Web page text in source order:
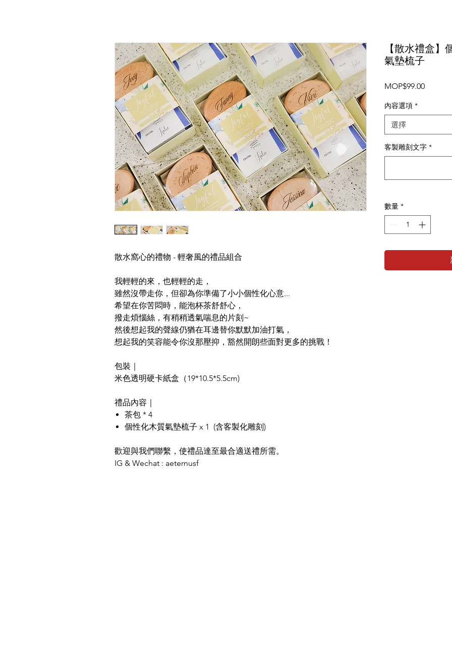
散水窩心的禮物 - 輕奢風的禮品組合
我輕輕的來，也輕輕的走，
雖然沒帶走你，但卻為你準備了小小個性化心意...
希望在你苦悶時，能泡杯茶舒舒心，
撥走煩惱絲，有稍稍透氣喘息的片刻~
然後想起我的聲線仍猶在耳邊替你默默加油打氣，
想起我的笑容能令你沒那壓抑，豁然開朗些面對更多的挑戰！
包裝｜
米色透明硬卡紙盒（19*10.5*5.5cm)
禮品內容｜
茶包 * 4
個性化木質氣墊梳子 x 1 (含客製化雕刻)
歡迎與我們聯繫，使禮品達至最合適送禮所需。
IG & Wechat : aeternusf
【散水禮盒】
氣墊梳子
MOP$99.00價
內容選項 *
選擇
客製雕刻文字 *
數量 *